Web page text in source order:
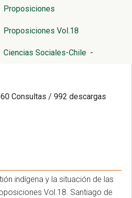
Proposiciones
Proposiciones Vol.18
Ciencias Sociales-Chile -
Consultas / 992 descargas
indígena y la situación de las
Vol.18. Santiago de